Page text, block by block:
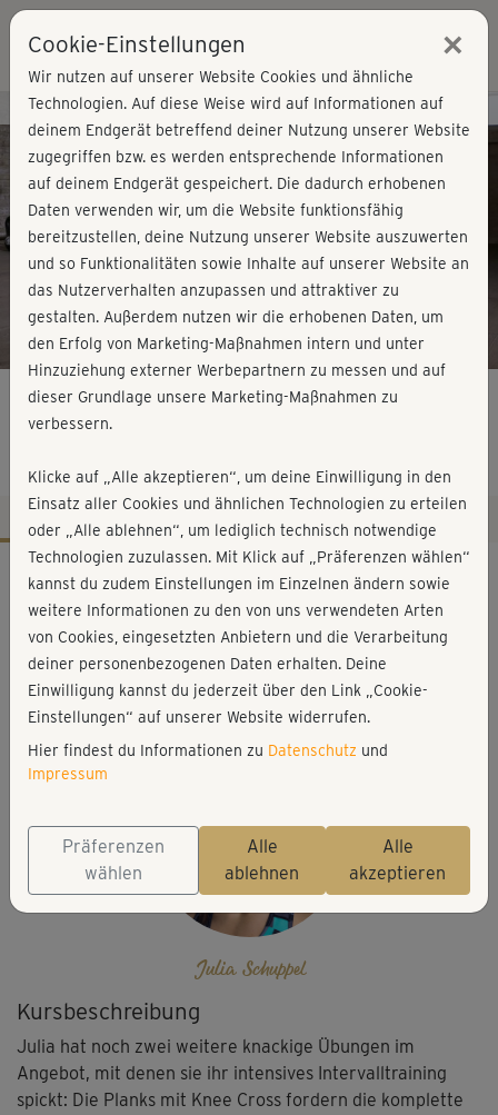
Play
Video
Kursvorschau - Jetzt mitmachen!
Athletic Workout - Planks & Skippings
Kursbeschreibung
Julia hat noch zwei weitere knackige Übungen im
Angebot, mit denen sie ihr intensives Intervalltraining
spickt: Die Planks mit Knee Cross fordern die komplette
Workout-Facts
mittelschwer
7 Min
81 kcal
Julia Schuppel
Julia Schuppel
Cookie-Einstellungen ×
Wir nutzen auf unserer Website Cookies und ähnliche
Technologien. Auf diese Weise wird auf Informationen auf
deinem Endgerät betreffend deiner Nutzung unserer Website
zugegriffen bzw. es werden entsprechende Informationen
auf deinem Endgerät gespeichert. Die dadurch erhobenen
Daten verwenden wir, um die Website funktionsfähig
bereitzustellen, deine Nutzung unserer Website auszuwerten
und so Funktionalitäten sowie Inhalte auf unserer Website an
das Nutzerverhalten anzupassen und attraktiver zu
gestalten. Außerdem nutzen wir die erhobenen Daten, um
den Erfolg von Marketing-Maßnahmen intern und unter
Hinzuziehung externer Werbepartnern zu messen und auf
dieser Grundlage unsere Marketing-Maßnahmen zu
verbessern.
Klicke auf „Alle akzeptieren“, um deine Einwilligung in den
Einsatz aller Cookies und ähnlichen Technologien zu erteilen
oder „Alle ablehnen“, um lediglich technisch notwendige
Technologien zuzulassen. Mit Klick auf „Präferenzen wählen“
kannst du zudem Einstellungen im Einzelnen ändern sowie
weitere Informationen zu den von uns verwendeten Arten
von Cookies, eingesetzten Anbietern und die Verarbeitung
deiner personenbezogenen Daten erhalten. Deine
Einwilligung kannst du jederzeit über den Link „Cookie-
Einstellungen“ auf unserer Website widerrufen.
Hier findest du Informationen zu Datenschutz und
Impressum
Präferenzen
wählen
Alle
ablehnen
Alle
akzeptieren